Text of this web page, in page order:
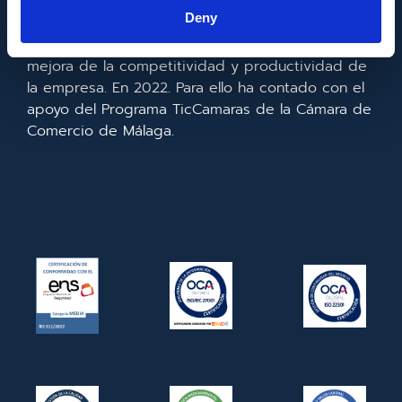
Deny
acceso a las mismas y gracias al que ha
realizado la implementación de un CRM y para la
mejora de la competitividad y productividad de
la empresa. En 2022. Para ello ha contado con el
apoyo del Programa TicCamaras de la Cámara de
Comercio de Málaga.